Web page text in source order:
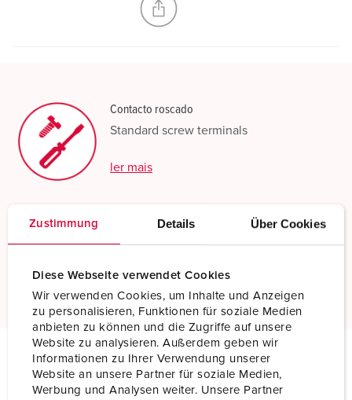
Zustimmung Details Über Cookies
Diese Webseite verwendet Cookies
Wir verwenden Cookies, um Inhalte und Anzeigen
zu personalisieren, Funktionen für soziale Medien
anbieten zu können und die Zugriffe auf unsere
Website zu analysieren. Außerdem geben wir
Informationen zu Ihrer Verwendung unserer
Website an unsere Partner für soziale Medien,
Werbung und Analysen weiter. Unsere Partner
Contacto roscado
Standard screw terminals
ler mais
ler mais
Especificações técnicas
Tomada de parede 132A